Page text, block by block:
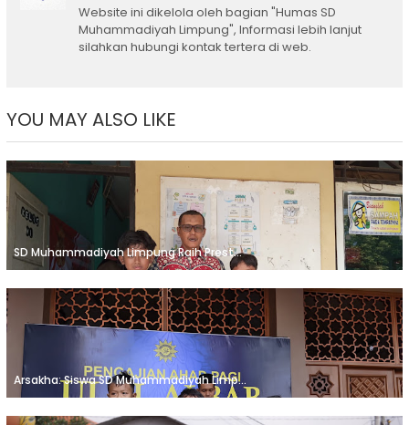
Website ini dikelola oleh bagian "Humas SD
Muhammadiyah Limpung", Informasi lebih lanjut
silahkan hubungi kontak tertera di web.
YOU MAY ALSO LIKE
SD Muhammadiyah Limpung Raih Prest...
Arsakha: Siswa SD Muhammadiyah Limp...